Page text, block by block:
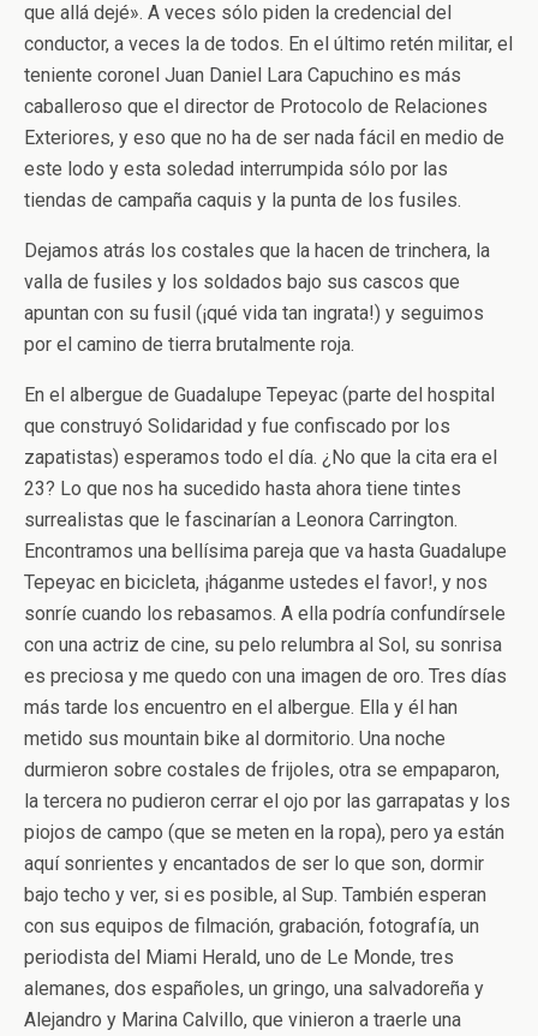
que allá dejé». A veces sólo piden la credencial del
conductor, a veces la de todos. En el último retén militar, el
teniente coronel Juan Daniel Lara Capuchino es más
caballeroso que el director de Protocolo de Relaciones
Exteriores, y eso que no ha de ser nada fácil en medio de
este lodo y esta soledad interrumpida sólo por las
tiendas de campaña caquis y la punta de los fusiles.
Dejamos atrás los costales que la hacen de trinchera, la
valla de fusiles y los soldados bajo sus cascos que
apuntan con su fusil (¡qué vida tan ingrata!) y seguimos
por el camino de tierra brutalmente roja.
En el albergue de Guadalupe Tepeyac (parte del hospital
que construyó Solidaridad y fue confiscado por los
zapatistas) esperamos todo el día. ¿No que la cita era el
23? Lo que nos ha sucedido hasta ahora tiene tintes
surrealistas que le fascinarían a Leonora Carrington.
Encontramos una bellísima pareja que va hasta Guadalupe
Tepeyac en bicicleta, ¡háganme ustedes el favor!, y nos
sonríe cuando los rebasamos. A ella podría confundírsele
con una actriz de cine, su pelo relumbra al Sol, su sonrisa
es preciosa y me quedo con una imagen de oro. Tres días
más tarde los encuentro en el albergue. Ella y él han
metido sus mountain bike al dormitorio. Una noche
durmieron sobre costales de frijoles, otra se empaparon,
la tercera no pudieron cerrar el ojo por las garrapatas y los
piojos de campo (que se meten en la ropa), pero ya están
aquí sonrientes y encantados de ser lo que son, dormir
bajo techo y ver, si es posible, al Sup. También esperan
con sus equipos de filmación, grabación, fotografía, un
periodista del Miami Herald, uno de Le Monde, tres
alemanes, dos españoles, un gringo, una salvadoreña y
Alejandro y Marina Calvillo, que vinieron a traerle una